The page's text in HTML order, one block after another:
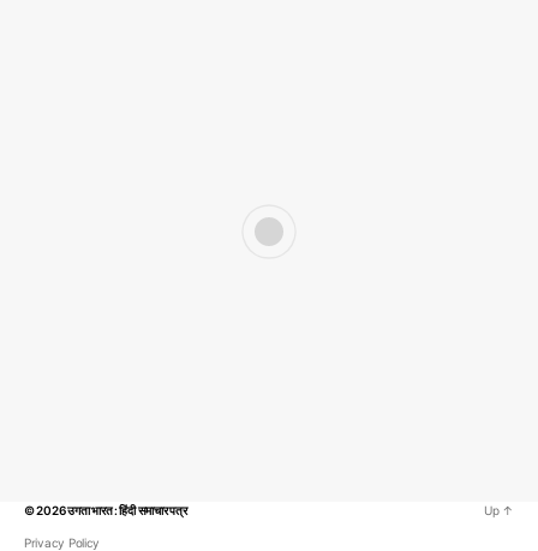
© 2026उगता भारत : हिंदी समाचार पत्र
Privacy Policy
Up ↑